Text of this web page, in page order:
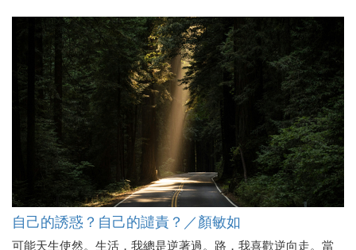
自己的誘惑？自己的譴責？／顏敏如
可能天生使然。生活，我總是逆著過。路，我喜歡逆向走。當